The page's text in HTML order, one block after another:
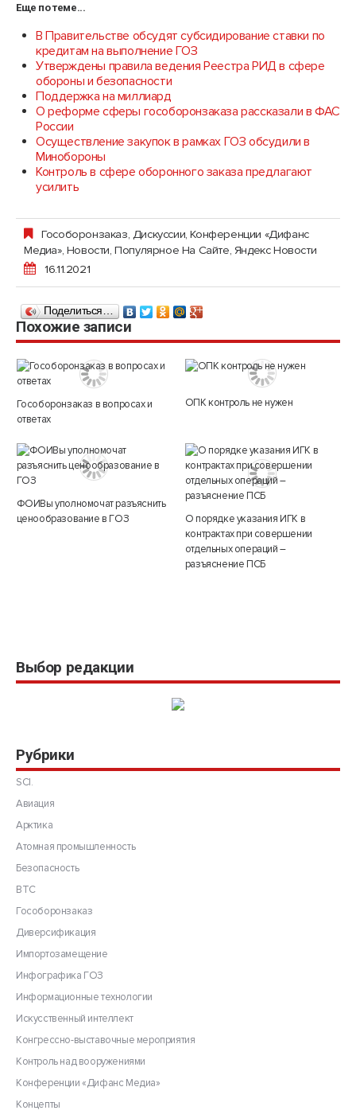
Еще по теме...
В Правительстве обсудят субсидирование ставки по
кредитам на выполнение ГОЗ
Утверждены правила ведения Реестра РИД в сфере
обороны и безопасности
Поддержка на миллиард
О реформе сферы гособоронзаказа рассказали в ФАС
России
Осуществление закупок в рамках ГОЗ обсудили в
Минобороны
Контроль в сфере оборонного заказа предлагают
усилить
Гособоронзаказ, Дискуссии,Конференции «Дифанс
Медиа», Новости,Популярное На Сайте, Яндекс Новости
16.11.2021
Поделиться…
Похожие записи
Гособоронзаказ в вопросах и
ответах
ОПК контроль не нужен
ФОИВы уполномочат разъяснить
ценообразование в ГОЗ
О порядке указания ИГК в
контрактах при совершении
отдельных операций –
разъяснение ПСБ
Выбор редакции
Рубрики
SCI.
Авиация
Арктика
Атомная промышленность
Безопасность
ВТС
Гособоронзаказ
Диверсификация
Импортозамещение
Инфографика ГОЗ
Информационные технологии
Искусственный интеллект
Конгрессно-выставочные мероприятия
Контроль над вооружениями
Конференции «Дифанс Медиа»
Концепты